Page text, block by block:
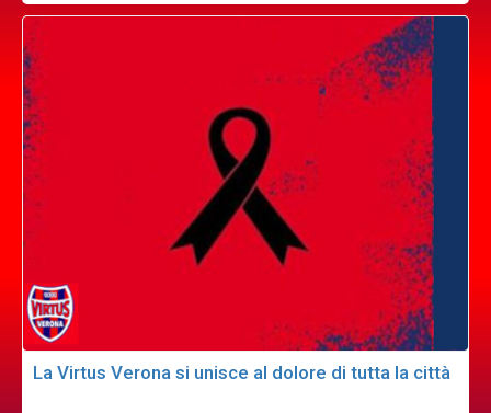
La Virtus Verona si unisce al dolore di tutta la città